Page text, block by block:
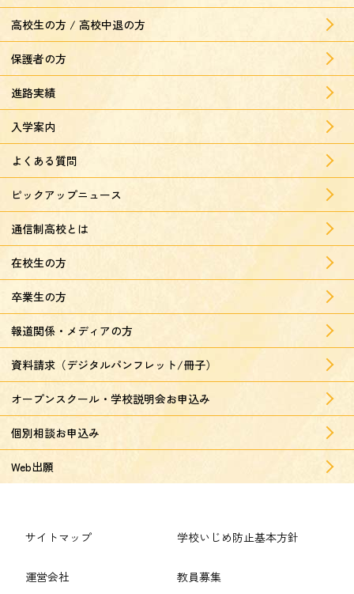
高校生の方 / 高校中退の方
保護者の方
進路実績
入学案内
よくある質問
ピックアップニュース
通信制高校とは
在校生の方
卒業生の方
報道関係・メディアの方
資料請求（デジタルパンフレット/冊子）
オープンスクール・学校説明会お申込み
個別相談お申込み
Web出願
サイトマップ
運営会社
学校いじめ防止基本方針
教員募集